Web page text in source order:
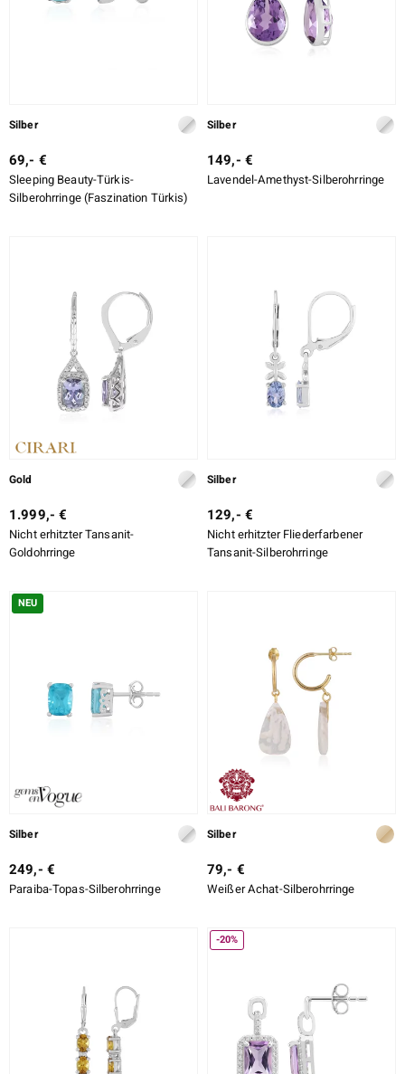
Silber
69,- €
Sleeping Beauty-Türkis-
Silberohrringe (Faszination Türkis)
Silber
149,- €
Lavendel-Amethyst-Silberohrringe
Gold
1.999,- €
Nicht erhitzter Tansanit-
Goldohrringe
Silber
129,- €
Nicht erhitzter Fliederfarbener
Tansanit-Silberohrringe
NEU
Silber
249,- €
Paraiba-Topas-Silberohrringe
Silber
79,- €
Weißer Achat-Silberohrringe
-20%